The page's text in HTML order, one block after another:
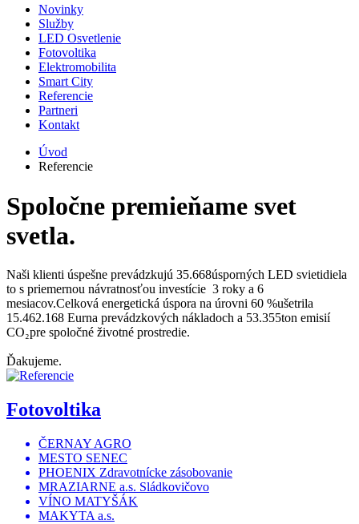
Novinky
Služby
LED Osvetlenie
Fotovoltika
Elektromobilita
Smart City
Referencie
Partneri
Kontakt
Úvod
Referencie
Spoločne premieňame svet
svetla.
Naši klienti úspešne prevádzkujú 35.668úsporných LED svietidiela
to s priemernou návratnosťou investície 3 roky a 6
mesiacov.Celková energetická úspora na úrovni 60 %ušetrila
15.462.168 Eurna prevádzkových nákladoch a 53.355ton emisií
CO₂pre spoločné životné prostredie.
Ďakujeme.
Fotovoltika
ČERNAY AGRO
MESTO SENEC
PHOENIX Zdravotnícke zásobovanie
MRAZIARNE a.s. Sládkovičovo
VÍNO MATYŠÁK
MAKYTA a.s.